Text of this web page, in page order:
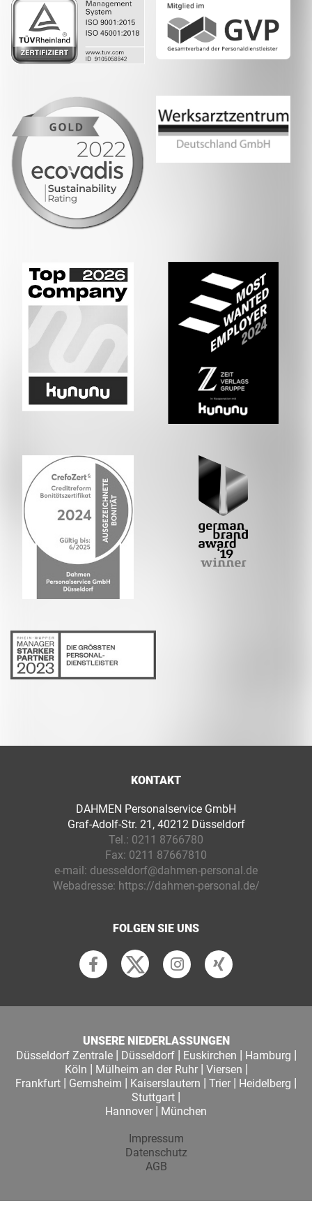
Whatsapp
KONTAKT
DAHMEN Personalservice GmbH
Graf-Adolf-Str. 21, 40212 Düsseldorf
Tel.: 0211 8766780
Fax: 0211 87667810
e-mail: duesseldorf@dahmen-personal.de
Webadresse: https://dahmen-personal.de/
FOLGEN SIE UNS
UNSERE NIEDERLASSUNGEN
Düsseldorf Zentrale| Düsseldorf| Euskirchen | Hamburg |
Köln | Mülheim an der Ruhr| Viersen |
Frankfurt | Gernsheim | Kaiserslautern | Trier | Heidelberg |
Stuttgart |
Hannover | München
Impressum
Datenschutz
AGB